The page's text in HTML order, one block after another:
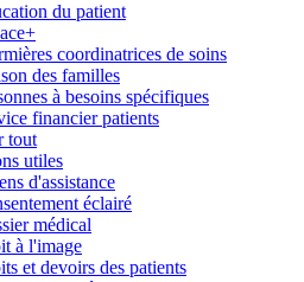
du patient
coordinatrices de soins
des familles
à besoins spécifiques
financier patients
tout
utiles
d'assistance
éclairé
médical
à l'image
et devoirs des patients